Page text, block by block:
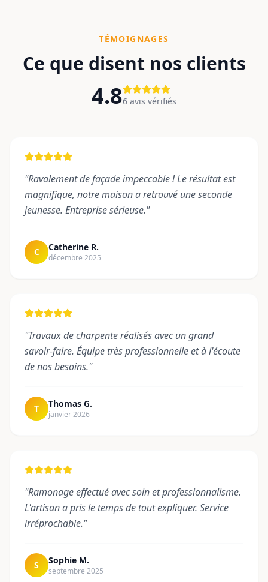
TÉMOIGNAGES
Ce que disent nos clients
4.86 avis vérifiés
"Ravalement de façade impeccable ! Le résultat est
magnifique, notre maison a retrouvé une seconde
jeunesse. Entreprise sérieuse."
C Catherine R.
décembre 2025
"Travaux de charpente réalisés avec un grand
savoir-faire. Équipe très professionnelle et à l'écoute
de nos besoins."
T Thomas G.
janvier 2026
"Ramonage effectué avec soin et professionnalisme.
L'artisan a pris le temps de tout expliquer. Service
irréprochable."
S Sophie M.
septembre 2025